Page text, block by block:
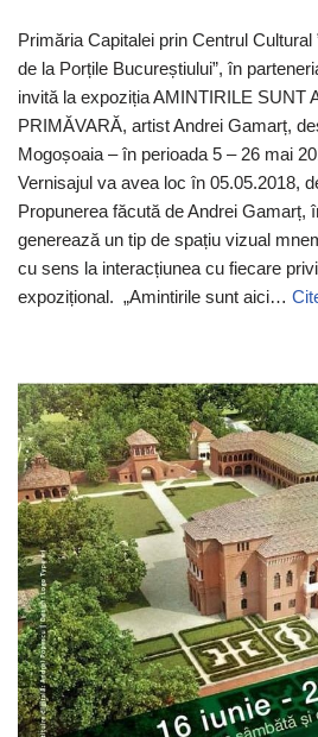
Primăria Capitalei prin Centrul
de la Porțile Bucureștiului”, în
invită la expoziția AMINTIRILE SUNT
PRIMĂVARĂ, artist Andrei Gamarț,
Mogoșoaia – în perioada 5 – 26 mai
Vernisajul va avea loc în 05.05.2018,
Propunerea făcută de Andrei Gamarț,
generează un tip de spațiu vizual
cu sens la interacțiunea cu fiecare
expozițional. „Amintirile sunt aici…